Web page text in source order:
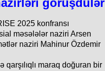
görüşdülər
2025 konfransı
məsələlər naziri Arsen
naziri Mahinur Özdemir
maraq doğuran bir